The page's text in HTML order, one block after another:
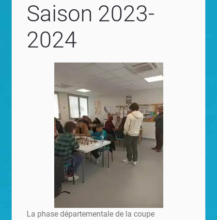
Saison 2023-
2024
La phase départementale de la coupe